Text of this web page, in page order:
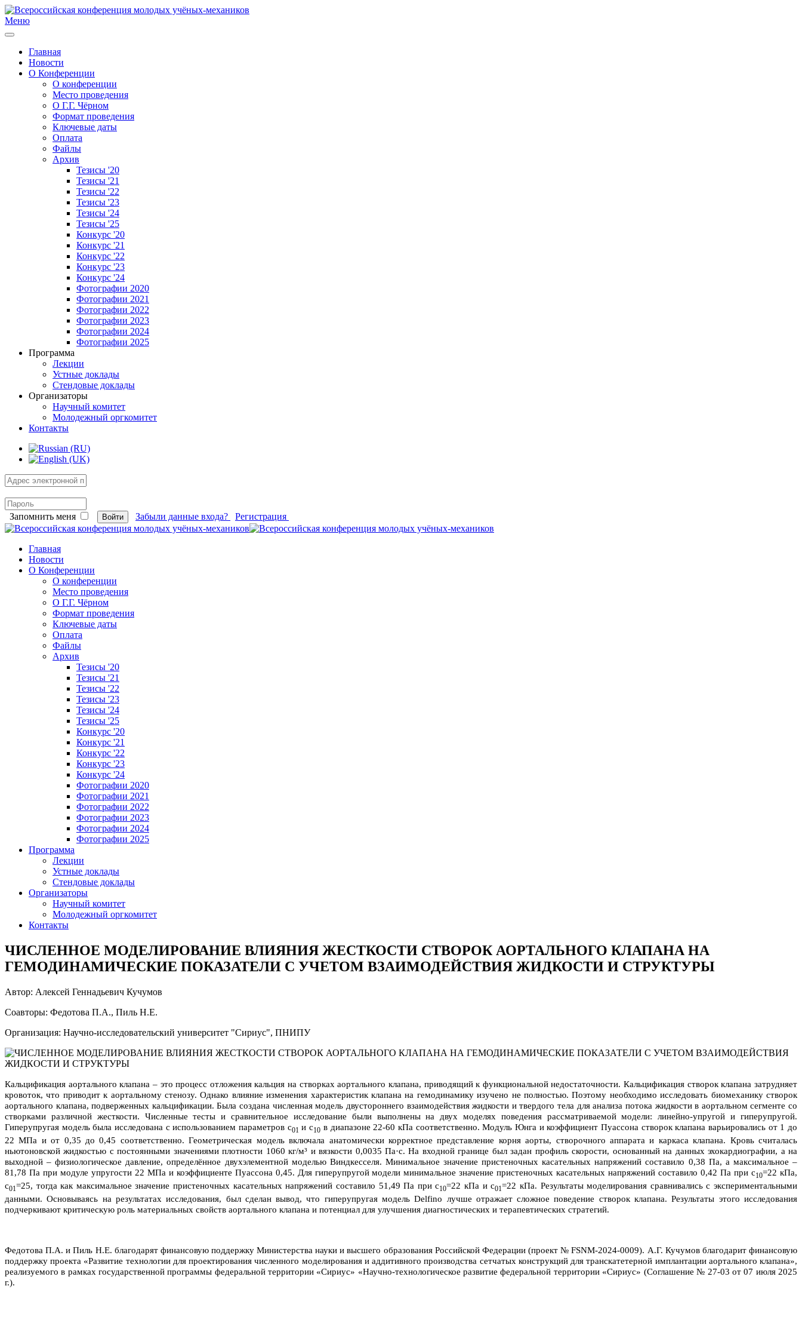
Меню
Главная
Новости
О Конференции
О конференции
Место проведения
О Г.Г. Чёрном
Формат проведения
Ключевые даты
Оплата
Файлы
Архив
Тезисы '20
Тезисы '21
Тезисы '22
Тезисы '23
Тезисы '24
Тезисы '25
Конкурс '20
Конкурс '21
Конкурс '22
Конкурс '23
Конкурс '24
Фотографии 2020
Фотографии 2021
Фотографии 2022
Фотографии 2023
Фотографии 2024
Фотографии 2025
Программа
Лекции
Устные доклады
Стендовые доклады
Организаторы
Научный комитет
Молодежный оргкомитет
Контакты
Запомнить меня Войти Забыли данные входа? Регистрация
Главная
Новости
О Конференции
О конференции
Место проведения
О Г.Г. Чёрном
Формат проведения
Ключевые даты
Оплата
Файлы
Архив
Тезисы '20
Тезисы '21
Тезисы '22
Тезисы '23
Тезисы '24
Тезисы '25
Конкурс '20
Конкурс '21
Конкурс '22
Конкурс '23
Конкурс '24
Фотографии 2020
Фотографии 2021
Фотографии 2022
Фотографии 2023
Фотографии 2024
Фотографии 2025
Программа
Лекции
Устные доклады
Стендовые доклады
Организаторы
Научный комитет
Молодежный оргкомитет
Контакты
ЧИСЛЕННОЕ МОДЕЛИРОВАНИЕ ВЛИЯНИЯ ЖЕСТКОСТИ СТВОРОК АОРТАЛЬНОГО КЛАПАНА НА
ГЕМОДИНАМИЧЕСКИЕ ПОКАЗАТЕЛИ С УЧЕТОМ ВЗАИМОДЕЙСТВИЯ ЖИДКОСТИ И СТРУКТУРЫ
Автор: Алексей Геннадьевич Кучумов
Соавторы: Федотова П.А., Пиль Н.Е.
Организация: Научно-исследовательский университет "Сириус", ПНИПУ
Кальцификация аортального клапана – это процесс отложения кальция на створках аортального клапана, приводящий к функциональной недостаточности. Кальцификация створок клапана затрудняет
кровоток, что приводит к аортальному стенозу. Однако влияние изменения характеристик клапана на гемодинамику изучено не полностью. Поэтому необходимо исследовать биомеханику створок
аортального клапана, подверженных кальцификации. Была создана численная модель двустороннего взаимодействия жидкости и твердого тела для анализа потока жидкости в аортальном сегменте со
створками различной жесткости. Численные тесты и сравнительное исследование были выполнены на двух моделях поведения рассматриваемой модели: линейно-упругой и гиперупругой.
Гиперупругая модель была исследована с использованием параметров c01 и c10 в диапазоне 22-60 кПа соответственно. Модуль Юнга и коэффициент Пуассона створок клапана варьировались от 1 до
22 МПа и от 0,35 до 0,45 соответственно. Геометрическая модель включала анатомически корректное представление корня аорты, створочного аппарата и каркаса клапана. Кровь считалась
ньютоновской жидкостью с постоянными значениями плотности 1060 кг/м³ и вязкости 0,0035 Па·с. На входной границе был задан профиль скорости, основанный на данных эхокардиографии, а на
выходной – физиологическое давление, определённое двухэлементной моделью Виндкесселя. Минимальное значение пристеночных касательных напряжений составило 0,38 Па, а максимальное –
81,78 Па при модуле упругости 22 МПа и коэффициенте Пуассона 0,45. Для гиперупругой модели минимальное значение пристеночных касательных напряжений составило 0,42 Па при c10=22 кПа,
c01=25, тогда как максимальное значение пристеночных касательных напряжений составило 51,49 Па при c10=22 кПа и c01=22 кПа. Результаты моделирования сравнивались с экспериментальными
данными. Основываясь на результатах исследования, был сделан вывод, что гиперупругая модель Delfino лучше отражает сложное поведение створок клапана. Результаты этого исследования
подчеркивают критическую роль материальных свойств аортального клапана и потенциал для улучшения диагностических и терапевтических стратегий.
Федотова П.А. и Пиль Н.Е. благодарят финансовую поддержку Министерства науки и высшего образования Российской Федерации (проект № FSNM-2024-0009). А.Г. Кучумов благодарит финансовую
поддержку проекта «Развитие технологии для проектирования численного моделирования и аддитивного производства сетчатых конструкций для транскатетерной имплантации аортального клапана»,
реализуемого в рамках государственной программы федеральной территории «Сириус» «Научно-технологическое развитие федеральной территории «Сириус» (Соглашение № 27-03 от 07 июля 2025
г.).